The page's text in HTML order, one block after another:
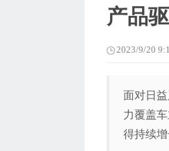
产品
2023/9/20
面对日
力覆盖
得持续增